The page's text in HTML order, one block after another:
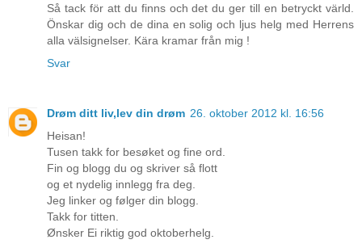
Så tack för att du finns och det du ger till en betryckt värld.
Önskar dig och de dina en solig och ljus helg med Herrens
alla välsignelser. Kära kramar från mig !
Svar
Drøm ditt liv,lev din drøm 26. oktober 2012 kl. 16:56
Heisan!
Tusen takk for besøket og fine ord.
Fin og blogg du og skriver så flott
og et nydelig innlegg fra deg.
Jeg linker og følger din blogg.
Takk for titten.
Ønsker Ei riktig god oktoberhelg.